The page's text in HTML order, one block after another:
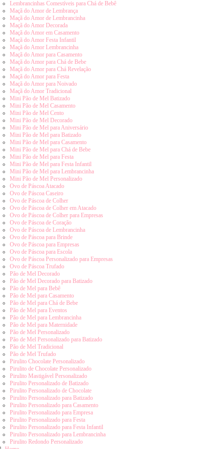
Lembrancinhas Comestíveis para Chá de Bebê
Maçã do Amor de Lembrança
Maçã do Amor de Lembrancinha
Maçã do Amor Decorada
Maçã do Amor em Casamento
Maçã do Amor Festa Infantil
Maçã do Amor Lembrancinha
Maçã do Amor para Casamento
Maçã do Amor para Chá de Bebe
Maçã do Amor para Chá Revelação
Maçã do Amor para Festa
Maçã do Amor para Noivado
Maçã do Amor Tradicional
Mini Pão de Mel Batizado
Mini Pão de Mel Casamento
Mini Pão de Mel Cento
Mini Pão de Mel Decorado
Mini Pão de Mel para Aniversário
Mini Pão de Mel para Batizado
Mini Pão de Mel para Casamento
Mini Pão de Mel para Chá de Bebe
Mini Pão de Mel para Festa
Mini Pão de Mel para Festa Infantil
Mini Pão de Mel para Lembrancinha
Mini Pão de Mel Personalizado
Ovo de Páscoa Atacado
Ovo de Páscoa Caseiro
Ovo de Páscoa de Colher
Ovo de Páscoa de Colher em Atacado
Ovo de Páscoa de Colher para Empresas
Ovo de Páscoa de Coração
Ovo de Páscoa de Lembrancinha
Ovo de Páscoa para Brinde
Ovo de Páscoa para Empresas
Ovo de Páscoa para Escola
Ovo de Páscoa Personalizado para Empresas
Ovo de Páscoa Trufado
Pão de Mel Decorado
Pão de Mel Decorado para Batizado
Pão de Mel para Bebê
Pão de Mel para Casamento
Pão de Mel para Chá de Bebe
Pão de Mel para Eventos
Pão de Mel para Lembrancinha
Pão de Mel para Maternidade
Pão de Mel Personalizado
Pão de Mel Personalizado para Batizado
Pão de Mel Tradicional
Pão de Mel Trufado
Pirulito Chocolate Personalizado
Pirulito de Chocolate Personalizado
Pirulito Mastigável Personalizado
Pirulito Personalizado de Batizado
Pirulito Personalizado de Chocolate
Pirulito Personalizado para Batizado
Pirulito Personalizado para Casamento
Pirulito Personalizado para Empresa
Pirulito Personalizado para Festa
Pirulito Personalizado para Festa Infantil
Pirulito Personalizado para Lembrancinha
Pirulito Redondo Personalizado